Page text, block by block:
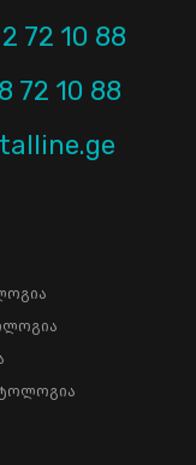
72 10 88
72 10 88